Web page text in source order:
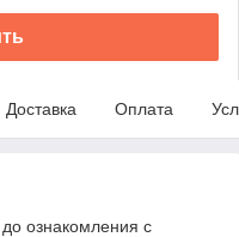
Доставка Оплата
ознакомления с